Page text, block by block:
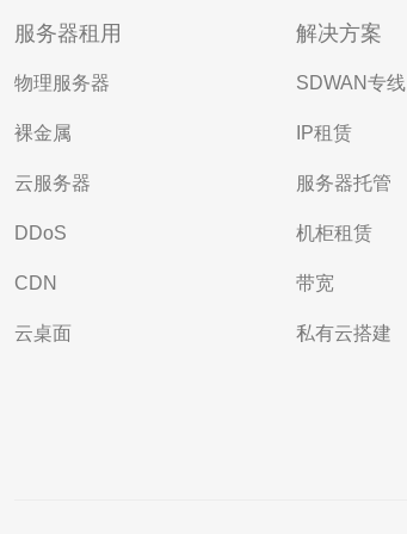
服务器租用
物理服务器
裸金属
云服务器
DDoS
CDN
云桌面
解决方案
SDWAN专线
IP租赁
服务器托管
机柜租赁
带宽
私有云搭建